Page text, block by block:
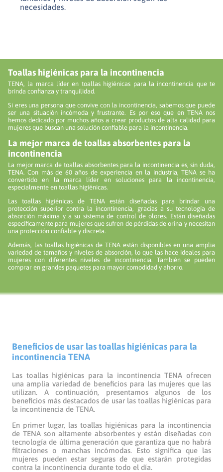
necesidades.
Toallas higiénicas para la incontinencia
TENA, la marca líder en toallas higiénicas para la incontinencia que te
brinda confianza y tranquilidad.
Si eres una persona que convive con la incontinencia, sabemos que puede
ser una situación incómoda y frustrante. Es por eso que en TENA nos
hemos dedicado por muchos años a crear productos de alta calidad para
mujeres que buscan una solución confiable para la incontinencia.
La mejor marca de toallas absorbentes para la
incontinencia
La mejor marca de toallas absorbentes para la incontinencia es, sin duda,
TENA. Con más de 60 años de experiencia en la industria, TENA se ha
convertido en la marca líder en soluciones para la incontinencia,
especialmente en toallas higiénicas.
Las toallas higiénicas de TENA están diseñadas para brindar una
protección superior contra la incontinencia, gracias a su tecnología de
absorción máxima y a su sistema de control de olores. Están diseñadas
específicamente para mujeres que sufren de pérdidas de orina y necesitan
una protección confiable y discreta.
Además, las toallas higiénicas de TENA están disponibles en una amplia
variedad de tamaños y niveles de absorción, lo que las hace ideales para
mujeres con diferentes niveles de incontinencia. También se pueden
comprar en grandes paquetes para mayor comodidad y ahorro.
Beneficios de usar las toallas higiénicas para la
incontinencia TENA
Las toallas higiénicas para la incontinencia TENA ofrecen
una amplia variedad de beneficios para las mujeres que las
utilizan. A continuación, presentamos algunos de los
beneficios más destacados de usar las toallas higiénicas para
la incontinencia de TENA.
En primer lugar, las toallas higiénicas para la incontinencia
de TENA son altamente absorbentes y están diseñadas con
tecnología de última generación que garantiza que no habrá
filtraciones o manchas incómodas. Esto significa que las
mujeres pueden estar seguras de que estarán protegidas
contra la incontinencia durante todo el día.